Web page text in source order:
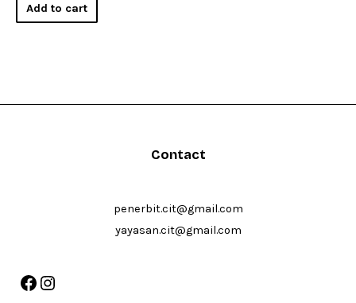
Add to cart
Contact
penerbit.cit@gmail.com
yayasan.cit@gmail.com
Facebook
Instagram